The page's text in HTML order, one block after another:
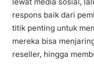
respons baik dari
titik penting untuk
mereka bisa
reseller, hingga